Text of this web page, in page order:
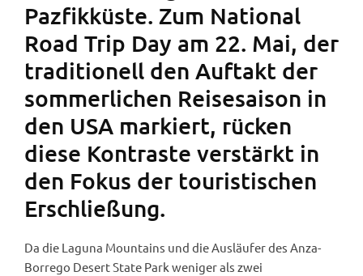
Pazfikküste. Zum National
Road Trip Day am 22. Mai, der
traditionell den Auftakt der
sommerlichen Reisesaison in
den USA markiert, rücken
diese Kontraste verstärkt in
den Fokus der touristischen
Erschließung.
Da die Laguna Mountains und die Ausläufer des Anza-
Borrego Desert State Park weniger als zwei